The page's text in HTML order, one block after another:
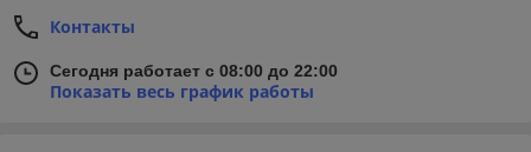
Контакты
Сегодня работает с 08:00 до 22:00
Показать весь график работы